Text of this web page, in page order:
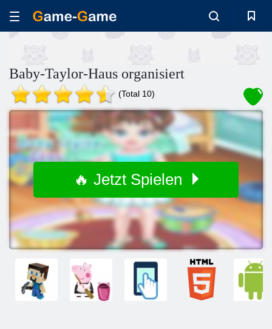
Baby-Taylor-Haus organisiert
(Total 10)
🔥 Jetzt Spielen